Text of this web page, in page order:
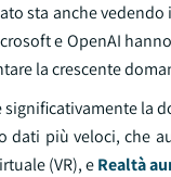
sta anche
e OpenAI
la crescente
la
dati più veloci, che
(VR), eRealtà